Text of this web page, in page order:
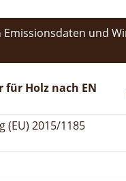
Emissionsdaten und
für Holz nach EN
(EU) 2015/1185